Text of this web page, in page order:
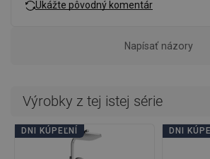
Ukážte pôvodný komentár
Napísať názory
Výrobky z tej istej série
DNI KÚPEĽNÍ DNI